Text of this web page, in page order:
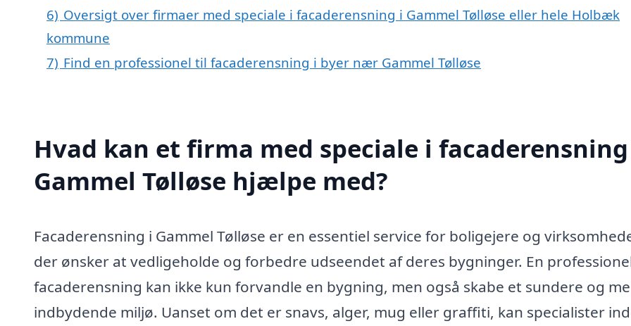
6) Oversigt over firmaer med speciale i facaderensning i Gammel Tølløse eller hele Holbæk
kommune
7) Find en professionel til facaderensning i byer nær Gammel Tølløse
Hvad kan et firma med speciale i
Gammel Tølløse hjælpe med?
Facaderensning i Gammel Tølløse er en essentiel service for boligejere og
der ønsker at vedligeholde og forbedre udseendet af deres bygninger. En
facaderensning kan ikke kun forvandle en bygning, men også skabe et sundere og
indbydende miljø. Uanset om det er snavs, alger, mug eller graffiti, kan specialister